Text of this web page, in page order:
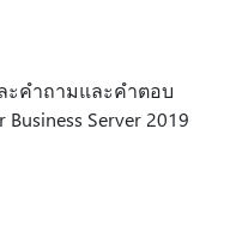
ะคําถามและคําตอบ
Server 2019